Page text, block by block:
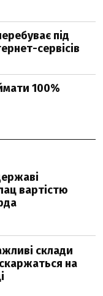
під
сервісів
100%
вартістю
склади
на